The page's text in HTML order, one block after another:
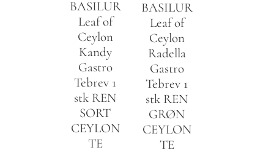
BASILUR
Leaf of
Ceylon
Kandy
Gastro
Tebrev 1
stk REN
SORT
CEYLON
TE
BASILUR
Leaf of
Ceylon
Radella
Gastro
Tebrev 1
stk REN
GRØN
CEYLON
TE